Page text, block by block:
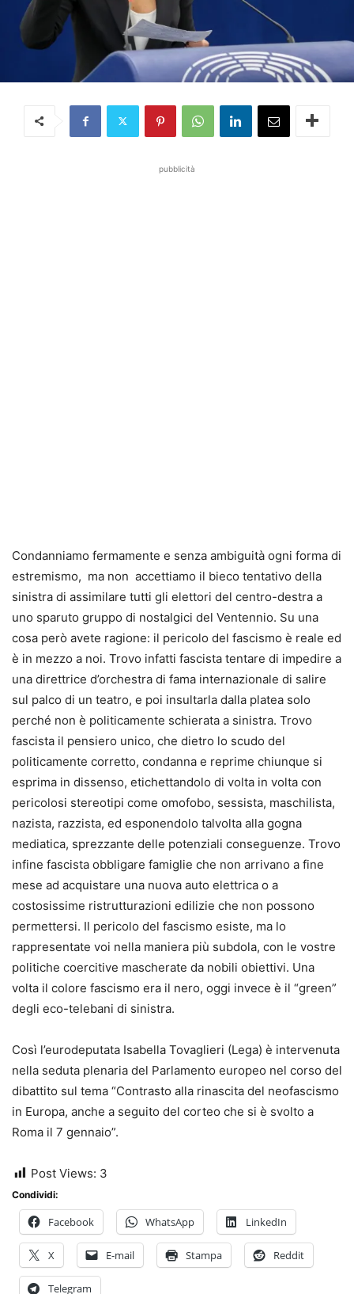
pubblicità
Condanniamo fermamente e senza ambiguità ogni forma di
estremismo, ma non accettiamo il bieco tentativo della
sinistra di assimilare tutti gli elettori del centro-destra a
uno sparuto gruppo di nostalgici del Ventennio. Su una
cosa però avete ragione: il pericolo del fascismo è reale ed
è in mezzo a noi. Trovo infatti fascista tentare di impedire a
una direttrice d’orchestra di fama internazionale di salire
sul palco di un teatro, e poi insultarla dalla platea solo
perché non è politicamente schierata a sinistra. Trovo
fascista il pensiero unico, che dietro lo scudo del
politicamente corretto, condanna e reprime chiunque si
esprima in dissenso, etichettandolo di volta in volta con
pericolosi stereotipi come omofobo, sessista, maschilista,
nazista, razzista, ed esponendolo talvolta alla gogna
mediatica, sprezzante delle potenziali conseguenze. Trovo
infine fascista obbligare famiglie che non arrivano a fine
mese ad acquistare una nuova auto elettrica o a
costosissime ristrutturazioni edilizie che non possono
permettersi. Il pericolo del fascismo esiste, ma lo
rappresentate voi nella maniera più subdola, con le vostre
politiche coercitive mascherate da nobili obiettivi. Una
volta il colore fascismo era il nero, oggi invece è il “green”
degli eco-telebani di sinistra.
Così l’eurodeputata Isabella Tovaglieri (Lega) è intervenuta
nella seduta plenaria del Parlamento europeo nel corso del
dibattito sul tema “Contrasto alla rinascita del neofascismo
in Europa, anche a seguito del corteo che si è svolto a
Roma il 7 gennaio”.​
Post Views: 3
Condividi:
Facebook WhatsApp LinkedIn
X E-mail Stampa Reddit
Telegram